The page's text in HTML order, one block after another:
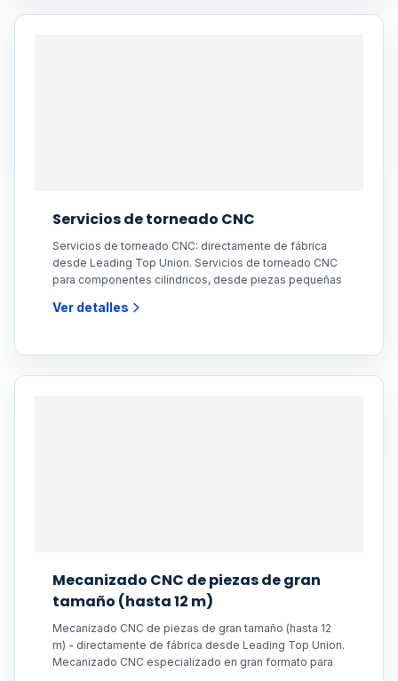
Servicios de torneado CNC
Servicios de torneado CNC: directamente de fábrica
desde Leading Top Union. Servicios de torneado CNC
para componentes cilíndricos, desde piezas pequeñas
Ver detalles
Mecanizado CNC de piezas de gran
tamaño (hasta 12 m)
Mecanizado CNC de piezas de gran tamaño (hasta 12
m) - directamente de fábrica desde Leading Top Union.
Mecanizado CNC especializado en gran formato para